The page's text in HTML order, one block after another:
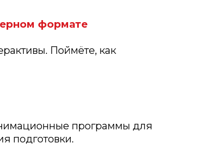
формате
Поймёте, как
программы для
подготовки.